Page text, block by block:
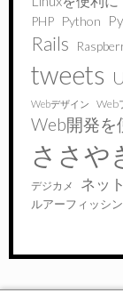
PHP Python
Rails
tweets
Webデザイン Web
Web開発を
ささや
デジカメ ネッ
ルアーフィッシ